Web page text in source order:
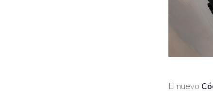
El nuevo